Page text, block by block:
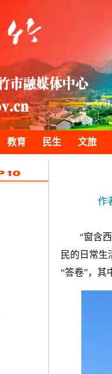
教育 民生 文旅
作
“窗含
民的日常
“答卷”，其